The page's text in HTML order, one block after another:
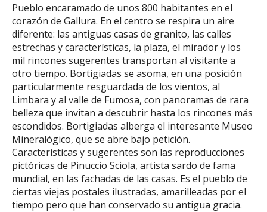
Pueblo encaramado de unos 800 habitantes en el
corazón de Gallura. En el centro se respira un aire
diferente: las antiguas casas de granito, las calles
estrechas y características, la plaza, el mirador y los
mil rincones sugerentes transportan al visitante a
otro tiempo. Bortigiadas se asoma, en una posición
particularmente resguardada de los vientos, al
Limbara y al valle de Fumosa, con panoramas de rara
belleza que invitan a descubrir hasta los rincones más
escondidos. Bortigiadas alberga el interesante Museo
Mineralógico, que se abre bajo petición.
Características y sugerentes son las reproducciones
pictóricas de Pinuccio Sciola, artista sardo de fama
mundial, en las fachadas de las casas. Es el pueblo de
ciertas viejas postales ilustradas, amarilleadas por el
tiempo pero que han conservado su antigua gracia.